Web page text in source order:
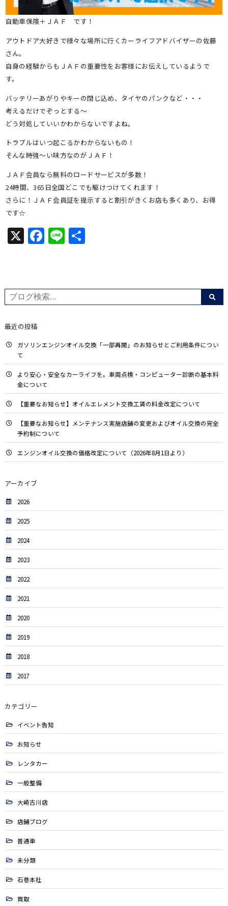
自動車保険＋ＪＡＦ です！
アウトドア大好きで様々な場所に行くカーライフアドバイザーの佐藤
さん。
自身の経験からもＪＡＦの重要性をお客様にお伝えしているようで
す。
バッテリーあがりやキーの閉じ込め、タイヤのパンクなど・・・
考えるだけでぞっとする～
どう対処していいかわからないですよね。
トラブルはいつ起こるかわからないもの！
そんな時強～い味方なのがＪＡＦ！
ＪＡＦ会員なら無料のロードサービスが多数！
24時間、365日全国どこでも駆けつけてくれます！
さらに！ＪＡＦ会員証を提示すると割引がきくお店も多くあり、お得
です☆
X Facebook
Line共
最近の投稿
ガソリンエンジンオイル交換「一部再開」のお知らせとご利用条件につい
て
より安心・安全なカーライフを。車両点検・コンピューター診断の基本料
金について
【重要なお知らせ】オイルエレメント交換工賃の料金改定について
【重要なお知らせ】メンテナンス実施店舗の変更およびオイル交換の完全
予約制について
エンジンオイル交換の価格改定について（2026年8月1日より）
アーカイブ
2026
2025
2024
2023
2022
2021
2020
2019
2018
2017
カテゴリー
イベント告知
お知らせ
レンタカー
一般整備
大崎古川店
店舗ブログ
普通車
未分類
石巻本社
買取